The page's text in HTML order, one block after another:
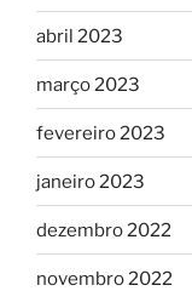
abril 2023
março 2023
fevereiro 2023
janeiro 2023
dezembro 2022
novembro 2022